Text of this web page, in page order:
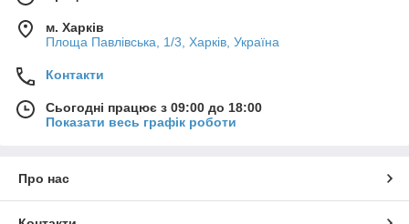
м. Харків
Площа Павлівська, 1/3, Харків, Україна
Контакти
Сьогодні працює з 09:00 до 18:00
Показати весь графік роботи
Про нас